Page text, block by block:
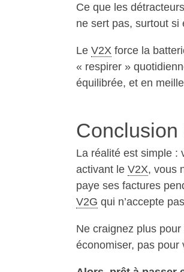
Ce que les
ne sert pas, surtout si
Le V2X force la
« respirer »
équilibrée, et en
Conclusion
La réalité est simple :
activant le V2X, vous
paye ses factures
V2G qui n’accepte
Ne craignez plus
économiser, pas pour